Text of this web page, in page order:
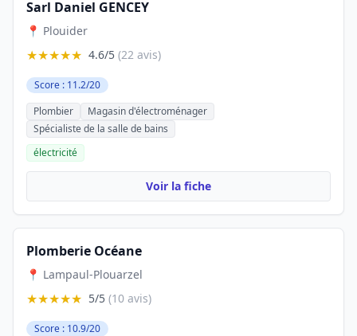
Sarl Daniel GENCEY
📍 Plouider
★★★★★ 4.6/5 (22 avis)
Score : 11.2/20
Plombier
Magasin d'électroménager
Spécialiste de la salle de bains
électricité
Voir la fiche
Plomberie Océane
📍 Lampaul-Plouarzel
★★★★★ 5/5 (10 avis)
Score : 10.9/20